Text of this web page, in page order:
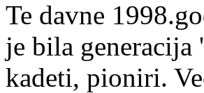
Te davne
je bila
kadeti, pioniri.